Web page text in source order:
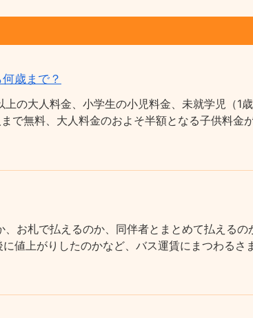
歳まで？
の大人料金、小学生の小児料金、未就学児（1
で無料、大人料金のおよそ半額となる子供料金
お札で払えるのか、同伴者とまとめて払える
値上がりしたのかなど、バス運賃にまつわるさ